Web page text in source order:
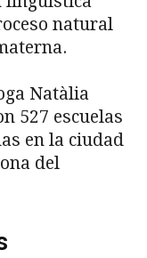
natural
Natàlia
527 escuelas
en la ciudad
del